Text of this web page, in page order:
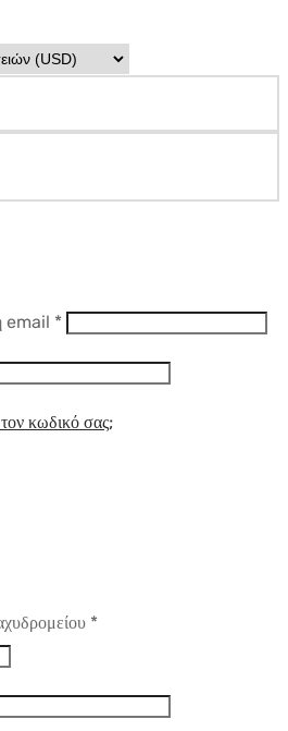
email *Απαιτούμενο
κωδικό σας;
*Απαιτούμενο